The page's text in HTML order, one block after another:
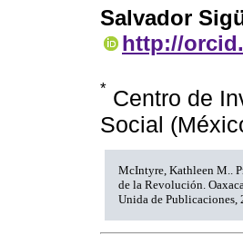
Salvador
http://
* Centro de
Social
McIntyre, Kathleen M..
de la Revolución.
Unida de Publicaciones,